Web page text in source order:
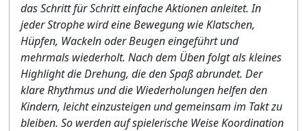
das Schritt für Schritt einfache Aktionen anleitet. In
jeder Strophe wird eine Bewegung wie Klatschen,
Hüpfen, Wackeln oder Beugen eingeführt und
mehrmals wiederholt. Nach dem Üben folgt als kleines
Highlight die Drehung, die den Spaß abrundet. Der
klare Rhythmus und die Wiederholungen helfen den
Kindern, leicht einzusteigen und gemeinsam im Takt zu
bleiben. So werden auf spielerische Weise Koordination